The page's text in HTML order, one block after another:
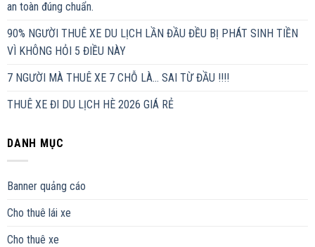
an toàn đúng chuẩn.
90% NGƯỜI THUÊ XE DU LỊCH LẦN ĐẦU ĐỀU BỊ PHÁT SINH TIỀN
VÌ KHÔNG HỎI 5 ĐIỀU NÀY
7 NGƯỜI MÀ THUÊ XE 7 CHỖ LÀ… SAI TỪ ĐẦU !!!!
THUÊ XE ĐI DU LỊCH HÈ 2026 GIÁ RẺ
DANH MỤC
Banner quảng cáo
Cho thuê lái xe
Cho thuê xe